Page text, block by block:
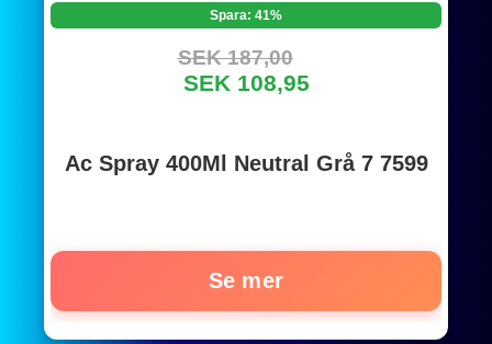
Spara: 41%
SEK 187,00
SEK 108,95
Ac Spray 400Ml Neutral Grå 7 7599
Se mer